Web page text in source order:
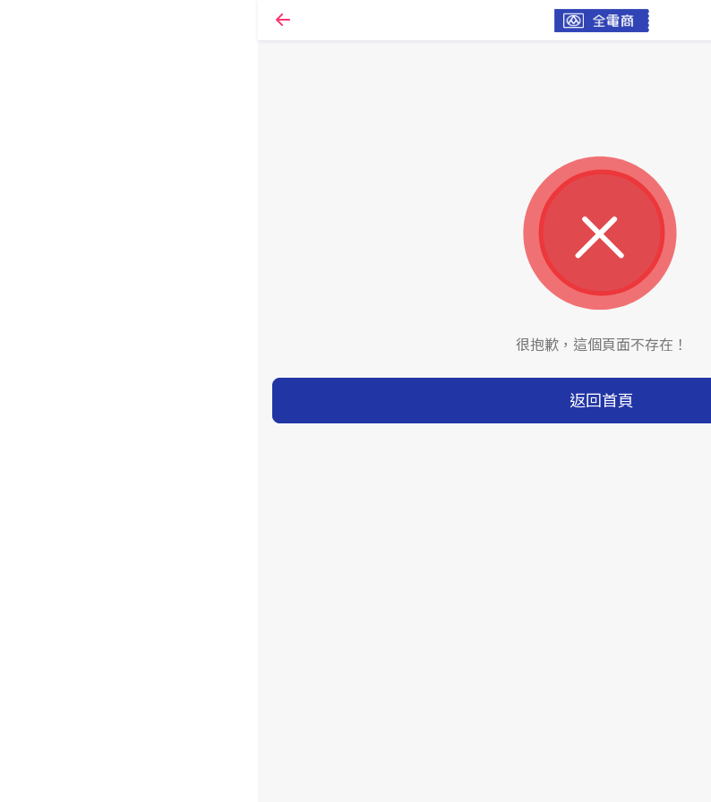
很抱歉，這個頁面不存在！
返回首頁